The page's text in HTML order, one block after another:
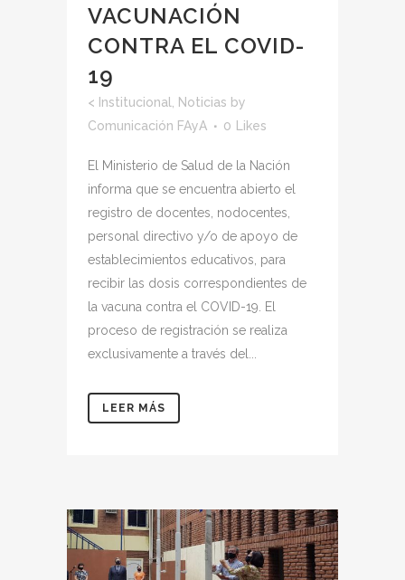
VACUNACIÓN
CONTRA EL COVID-
19
< Institucional Noticias by
Comunicación FAyA
0 Likes
El Ministerio de Salud de la Nación
informa que se encuentra abierto el
registro de docentes, nodocentes,
personal directivo y/o de apoyo de
establecimientos educativos, para
recibir las dosis correspondientes de
la vacuna contra el COVID-19. El
proceso de registración se realiza
exclusivamente a través del...
LEER MÁS